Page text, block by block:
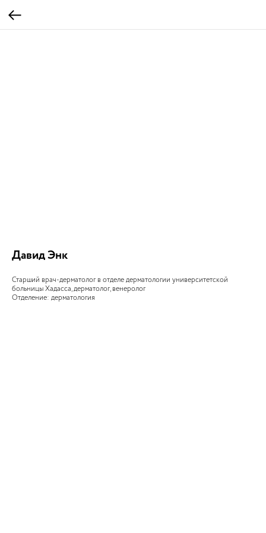
Давид Энк
Старший врач-дерматолог в отделе дерматологии университетской
больницы Хадасса, дерматолог, венеролог
Отделение: дерматология